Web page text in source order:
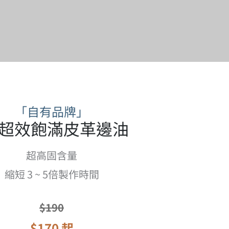
「自有品牌」
效飽滿皮革邊油
超高固含量
縮短 3 ~ 5倍製作時間
$190